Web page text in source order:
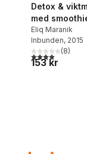
Detox &
med
juicer :
och boosta
Eliq Maranik
Inbunden, 2015
4,0utav 5(8)
153 kr